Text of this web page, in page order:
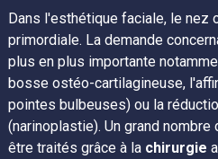
Dans l'esthétique faciale, le nez
primordiale. La demande
plus en plus importante
bosse ostéo-cartilagineuse,
pointes bulbeuses) ou la
(narinoplastie). Un grand
être traités grâce à la chirurgie